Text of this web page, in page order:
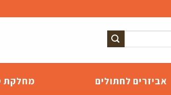
אביזרים לחתולים מחלקת